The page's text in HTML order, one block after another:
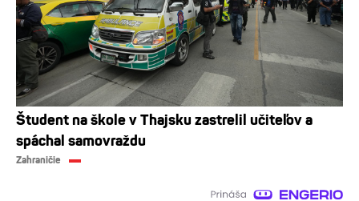
Študent na škole v Thajsku zastrelil učiteľov a
spáchal samovraždu
Zahraničie